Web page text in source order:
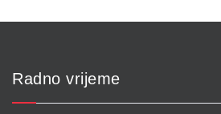
Radno vrijeme